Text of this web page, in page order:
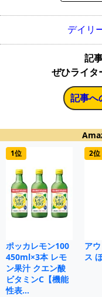
デイリ
記
ぜひライタ
記事へ
1位
ポッカレモン100
450ml×3本 レモ
ン果汁 クエン酸
ビタミンC【機能
性表…
2位
ア
ス